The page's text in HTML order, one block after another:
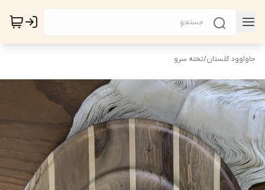
جاواوود گلستان/تخته سرو